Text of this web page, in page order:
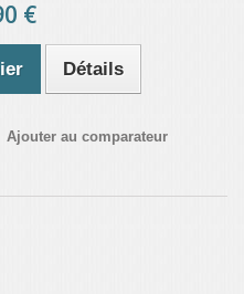
€
Détails
Ajouter au comparateur